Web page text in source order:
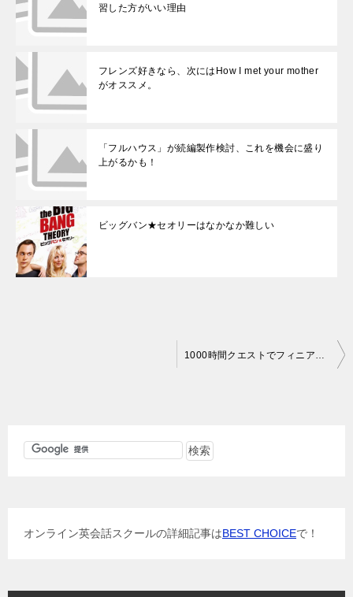
習した方がいい理由
フレンズ好きなら、次にはHow I met your mother
がオススメ。
「フルハウス」が続編製作検討、これを機会に盛り
上がるかも！
ビッグバン★セオリーはなかなか難しい
オンライン英会話スクールの詳細記事はBEST CHOICEで！